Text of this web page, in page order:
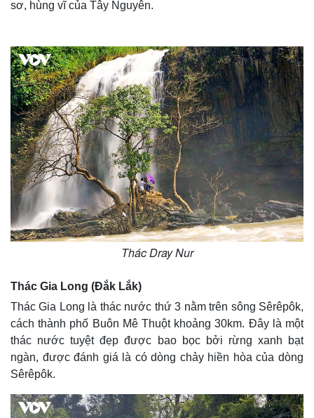
Thế giới
Quan sát
Cuộc sống đó đây
Hồ sơ
Multimedia
Video
Ảnh
E-Magazine
Infographic
sơ, hùng vĩ của Tây Nguyên.
Thác Dray Nur
Thác Gia Long (Đắk Lắk)
Thác Gia Long là thác nước thứ 3 nằm trên sông Sêrêpôk,
cách thành phố Buôn Mê Thuột khoảng 30km. Đây là một
thác nước tuyệt đẹp được bao bọc bởi rừng xanh bạt
ngàn, được đánh giá là có dòng chảy hiền hòa của dòng
Sêrêpôk.